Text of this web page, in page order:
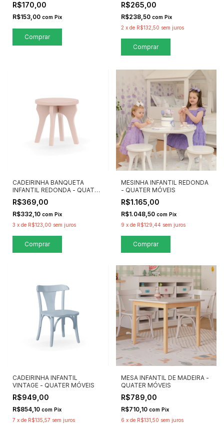
R$170,00
R$153,00 com Pix
R$265,00
R$238,50 com Pix
2 x de R$132,50 sem juros
CADEIRINHA BANQUETA
INFANTIL REDONDA - QUATER
MÓVEIS
R$369,00
R$332,10 com Pix
3 x de R$123,00 sem juros
Comprar
MESINHA INFANTIL REDONDA
- QUATER MÓVEIS
R$1.165,00
R$1.048,50 com Pix
9 x de R$129,44 sem juros
Comprar
CADEIRINHA INFANTIL
VINTAGE - QUATER MÓVEIS
R$949,00
R$854,10 com Pix
7 x de R$135,57 sem juros
MESA INFANTIL DE MADEIRA -
QUATER MÓVEIS
R$789,00
R$710,10 com Pix
6 x de R$131,50 sem juros